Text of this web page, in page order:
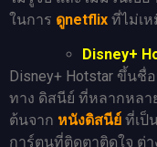
ในการ ดูnetflix ที่ไม่เ
Disney+
Disney+ Hotstar ขึ้นชื่
ทาง ดิสนีย์ ที่หลากหลา
ต้นจาก หนังดิสนีย์ ที่เป็
การ์ตูนที่ติดตาติดใจ ต่